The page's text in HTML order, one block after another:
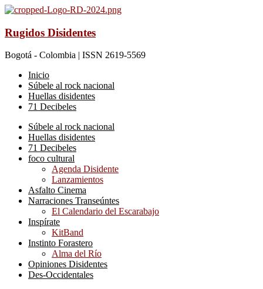
Rugidos Disidentes
Bogotá - Colombia | ISSN 2619-5569
Inicio
Súbele al rock nacional
Huellas disidentes
71 Decibeles
Súbele al rock nacional
Huellas disidentes
71 Decibeles
foco cultural
Agenda Disidente
Lanzamientos
Asfalto Cinema
Narraciones Transeúntes
El Calendario del Escarabajo
Inspírate
KitBand
Instinto Forastero
Alma del Río
Opiniones Disidentes
Des-Occidentales